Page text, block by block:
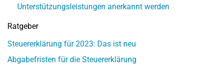
Unterstützungsleistungen anerkannt werden
Ratgeber
Steuererklärung für 2023: Das ist neu
Abgabefristen für die Steuererklärung